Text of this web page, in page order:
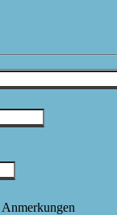
Anmerkungen